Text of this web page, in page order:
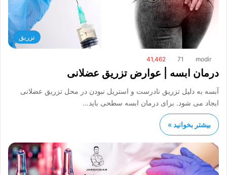
تزریق
modir
71
41,462
درمان ابسه | عوارض تزریق عضلانی
آبسه به دلیل تزریق نادرست و استریل نبودن در محل تزریق عضلانی
ایجاد می شود. برای درمان ابسه سطحی باید…
بیشتر بخوانید »